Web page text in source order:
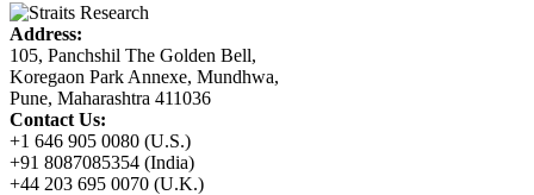
Address:
105, Panchshil The Golden Bell,
Koregaon Park Annexe, Mundhwa,
Pune, Maharashtra 411036
Contact Us:
+1 646 905 0080 (U.S.)
+91 8087085354 (India)
+44 203 695 0070 (U.K.)